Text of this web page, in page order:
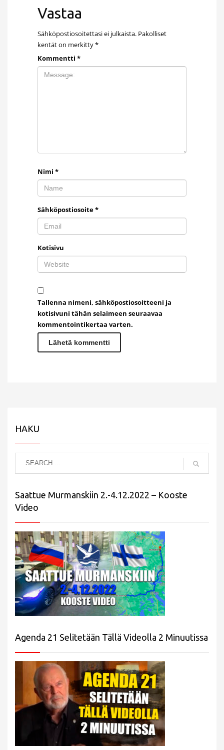
Vastaa
Sähköpostiosoitettasi ei julkaista. Pakolliset
kentät on merkitty*
Kommentti *
Nimi *
Sähköpostiosoite*
Kotisivu
Tallenna nimeni, sähköpostiosoitteeni ja
kotisivuni tähän selaimeen seuraavaa
kommentointikertaa varten.
HAKU
Saattue Murmanskiin 2.-4.12.2022 – Kooste
Video
Agenda 21 Selitetään Tällä Videolla 2 Minuutissa